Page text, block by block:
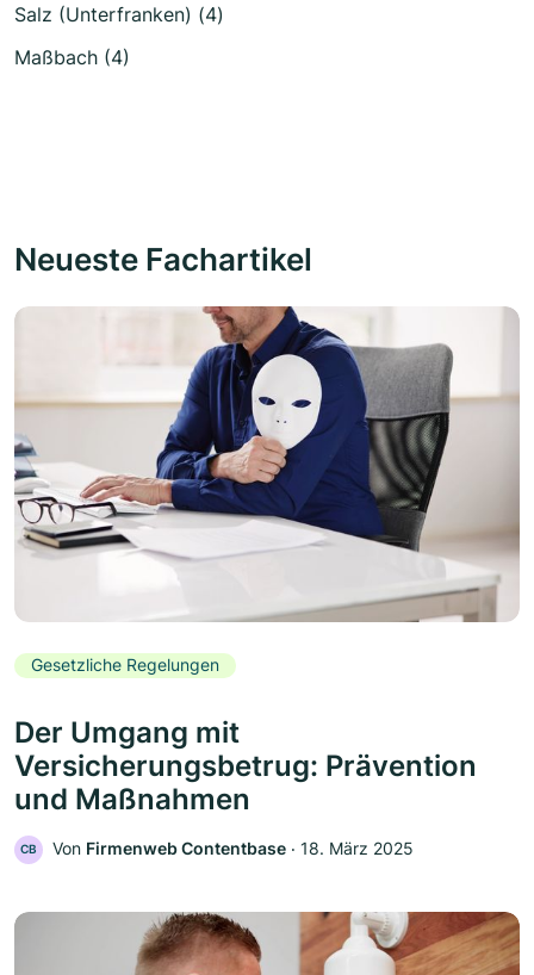
Salz (Unterfranken) (4)
Maßbach (4)
Neueste Fachartikel
Gesetzliche Regelungen
Der Umgang mit
Versicherungsbetrug: Prävention
und Maßnahmen
CB Von Firmenweb Contentbase ‧ 18. März 2025